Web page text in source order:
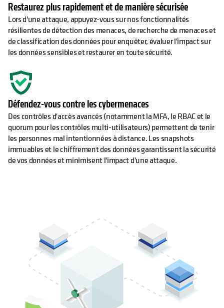
Restaurez plus rapidement et de manière sécurisée
Lors d'une attaque, appuyez-vous sur nos fonctionnalités
résilientes de détection des menaces, de recherche de menaces et
de classification des données pour enquêter, évaluer l'impact sur
les données sensibles et restaurer en toute sécurité.
Défendez-vous contre les cybermenaces
Des contrôles d'accès avancés (notamment la MFA, le RBAC et le
quorum pour les contrôles multi-utilisateurs) permettent de tenir
les personnes mal intentionnées à distance. Les snapshots
immuables et le chiffrement des données garantissent la sécurité
de vos données et minimisent l'impact d'une attaque.